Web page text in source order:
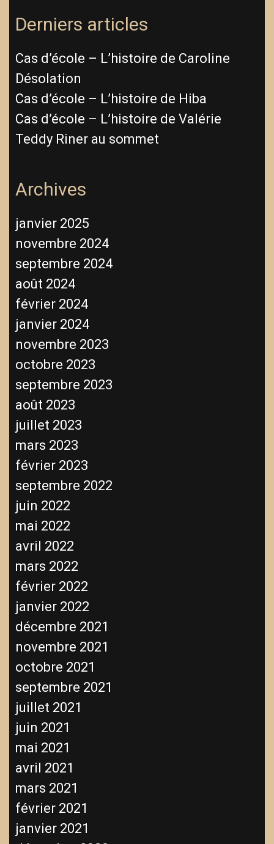
Derniers articles
Cas d’école – L’histoire de Caroline
Désolation
Cas d’école – L’histoire de Hiba
Cas d’école – L’histoire de Valérie
Teddy Riner au sommet
Archives
janvier 2025
novembre 2024
septembre 2024
août 2024
février 2024
janvier 2024
novembre 2023
octobre 2023
septembre 2023
août 2023
juillet 2023
mars 2023
février 2023
septembre 2022
juin 2022
mai 2022
avril 2022
mars 2022
février 2022
janvier 2022
décembre 2021
novembre 2021
octobre 2021
septembre 2021
juillet 2021
juin 2021
mai 2021
avril 2021
mars 2021
février 2021
janvier 2021